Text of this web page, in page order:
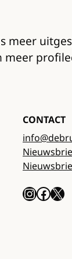
CONTACT
InstagramFacebook X